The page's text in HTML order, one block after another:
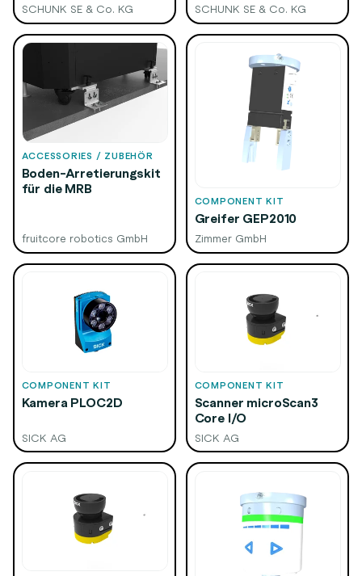
SCHUNK SE & Co. KG SCHUNK SE & Co. KG
ACCESSORIES / ZUBEHÖR
Boden-Arretierungskit
für die MRB
fruitcore robotics GmbH
COMPONENT KIT
Greifer GEP2010
Zimmer GmbH
COMPONENT KIT
Kamera PLOC2D
SICK AG
COMPONENT KIT
Scanner microScan3
Core I/O
SICK AG